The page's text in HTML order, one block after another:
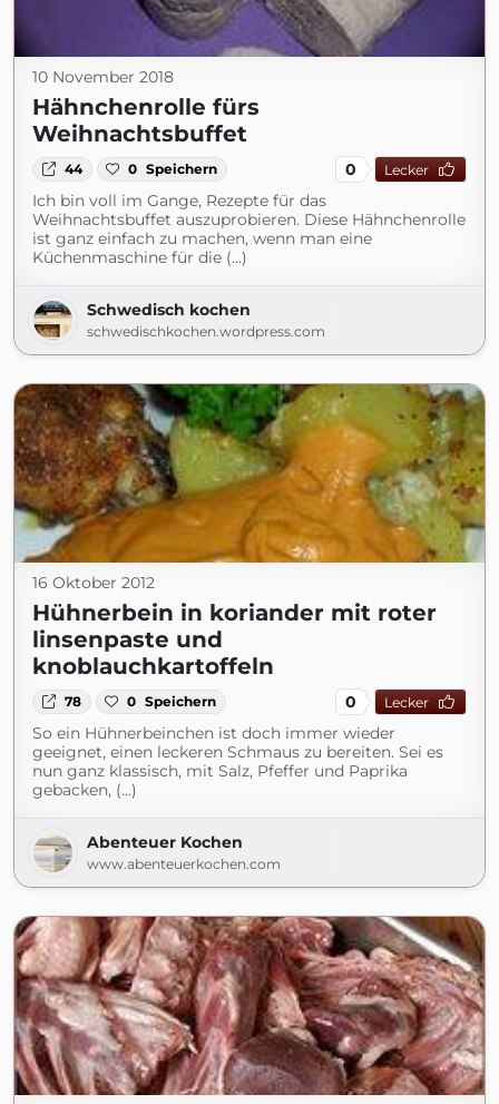
10 November 2018
Hähnchenrolle fürs
Weihnachtsbuffet
44 0 Speichern 0 Lecker
Ich bin voll im Gange, Rezepte für das
Weihnachtsbuffet auszuprobieren. Diese Hähnchenrolle
ist ganz einfach zu machen, wenn man eine
Küchenmaschine für die (...)
Schwedisch kochen
schwedischkochen.wordpress.com
16 Oktober 2012
Hühnerbein in koriander mit roter
linsenpaste und
knoblauchkartoffeln
78 0 Speichern 0 Lecker
So ein Hühnerbeinchen ist doch immer wieder
geeignet, einen leckeren Schmaus zu bereiten. Sei es
nun ganz klassisch, mit Salz, Pfeffer und Paprika
gebacken, (...)
Abenteuer Kochen
www.abenteuerkochen.com